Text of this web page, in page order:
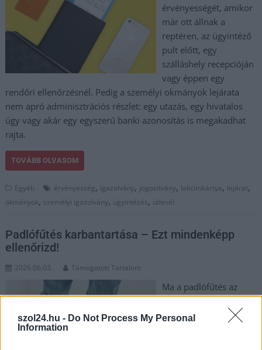
szol24.hu - Do Not Process My Personal
Information
érvényességét, amikor
már ott állnak a
reptéren, az ügyintéző
pult előtt, egy
szálláshely recepcióján
vagy éppen egy
rendőri ellenőrzésnél. Pedig a személyi okmányok lejárata
nem apró adminisztrációs részlet: egy utazás, egy hivatalos
ügy vagy akár egy egyszerű banki azonosítás is megakadhat
rajta.
TOVÁBB OLVASOM
Egyéb érvényesség, igazolvány, jogosítvány, lakcímkártya, lejárat,
okmányok, személyi igazolvány, ügyintézés, útlevél
Padlófűtés karbantartása – Ezt mindenképp
ellenőrizd!
2026.06.03. Támogatott Tartalom
Ma a padlófűtés az
egyik legkényelmesebb
és leggazdaságosabb